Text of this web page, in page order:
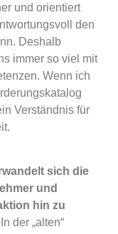
und orientiert
den
Deshalb
immer so viel mit
Wenn ich
Verständnis für
sich die
und
hin zu
der „alten“